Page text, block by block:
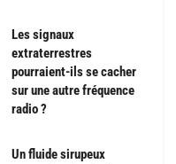
Les signaux
extraterrestres
pourraient-ils se cacher
sur une autre fréquence
radio ?
Un fluide sirupeux